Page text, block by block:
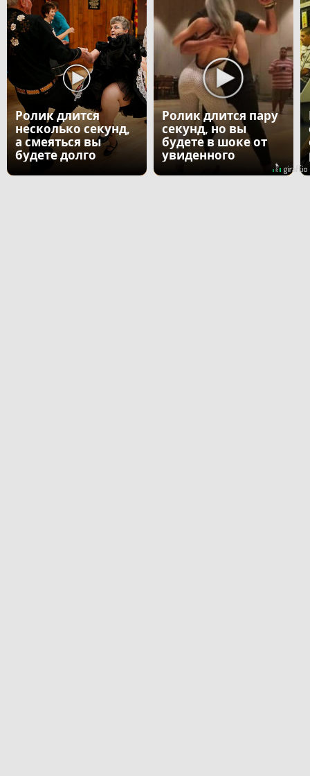
Ролик длится
несколько секунд,
а смеяться вы
будете долго
Ролик длится пару
секунд, но вы
будете в шоке от
увиденного